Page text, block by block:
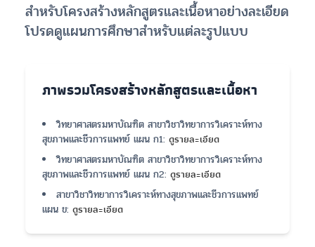
สำหรับโครงสร้างหลักสูตรและเนื้อหาอย่างละเอียด
โปรดดูแผนการศึกษาสำหรับแต่ละรูปแบบ
ภาพรวมโครงสร้างหลักสูตรและเนื้อหา
วิทยาศาสตรมหาบัณฑิต สาขาวิชาวิทยาการวิเคราะห์ทาง
สุขภาพและชีวการแพทย์ แผน ก1: ดูรายละเอียด
วิทยาศาสตรมหาบัณฑิต สาขาวิชาวิทยาการวิเคราะห์ทาง
สุขภาพและชีวการแพทย์ แผน ก2: ดูรายละเอียด
สาขาวิชาวิทยาการวิเคราะห์ทางสุขภาพและชีวการแพทย์
แผน ข: ดูรายละเอียด